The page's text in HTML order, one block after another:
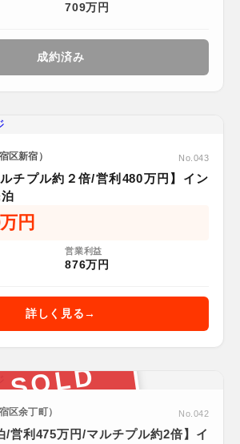
709万円
成約済み
区新宿）
No.043
チプル約２倍/営利480万円】イン
円
営業利益
876万円
詳しく見る
SOLD
区余丁町）
No.042
/営利475万円/マルチプル約2倍】イ